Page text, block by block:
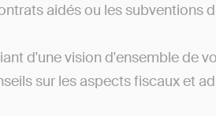
aidés ou les subventions
d'une vision d'ensemble de
sur les aspects fiscaux et